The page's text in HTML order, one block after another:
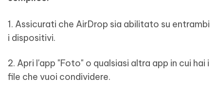
1. Assicurati che AirDrop sia abilitato su entrambi
i dispositivi.
2. Apri l'app "Foto" o qualsiasi altra app in cui hai i
file che vuoi condividere.